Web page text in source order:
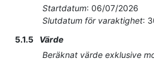
Startdatum: 06/07/2026
Slutdatum för varaktighet:
5.1.5
Värde
Beräknat värde exklusive